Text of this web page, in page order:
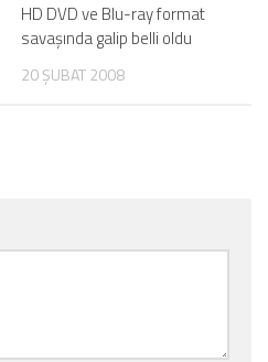
HD DVD ve Blu-ray format
savaşında galip belli oldu
20 ŞUBAT 2008